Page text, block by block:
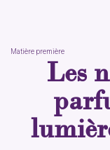
Matière première
Les